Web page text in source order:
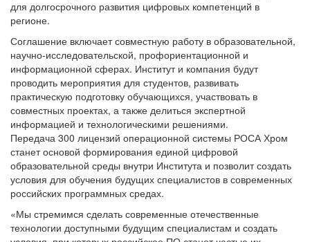
для долгосрочного развития цифровых компетенций в
регионе.
Соглашение включает совместную работу в образовательной,
научно-исследовательской, профориентационной и
информационной сферах. Институт и компания будут
проводить мероприятия для студентов, развивать
практическую подготовку обучающихся, участвовать в
совместных проектах, а также делиться экспертной
информацией и технологическими решениями.
Передача 300 лицензий операционной системы РОСА Хром
станет основой формирования единой цифровой
образовательной среды внутри Института и позволит создать
условия для обучения будущих специалистов в современных
российских программных средах.
«Мы стремимся сделать современные отечественные
технологии доступными будущим специалистам и создать